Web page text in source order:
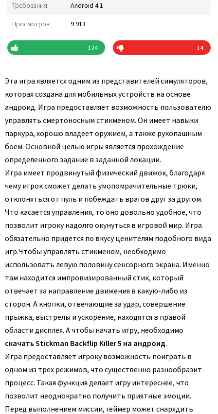
Требования: Android 4.1
Просмотров: 9 913
124 14
Эта игра является одним из представителей симуляторов,
которая создана для мобильных устройств на основе
андроид. Игра предоставляет возможность пользователю
управлять смертоносным стикменом. Он имеет навыки
паркура, хорошо владеет оружием, а также рукопашным
боем. Основной целью игры является прохождение
определенного задание в заданной локации.
Игра имеет продвинутый физический движок, благодаря
чему игрок сможет делать умопомрачительные трюки,
отклоняться от пуль и побеждать врагов друг за другом.
Что касается управления, то оно довольно удобное, что
позволит игроку надолго окунуться в игровой мир. Игра
обязательно придется по вкусу ценителям подобного вида
игр.Чтобы управлять стикменом, необходимо
использовать левую половину сенсорного экрана. Именно
там находится импровизированный стик, который
отвечает за направление движения в какую-либо из
сторон. А кнопки, отвечающие за удар, совершение
прыжка, выстрелы и ускорение, находятся в правой
области дисплея. А чтобы начать игру, необходимо
скачать Stickman Backflip Killer 5 на андроид.
Игра предоставляет игроку возможность поиграть в
одном из трех режимов, что существенно разнообразит
процесс. Такая функция делает игру интереснее, что
позволит неоднократно получить приятные эмоции.
Перед выполнением миссии, геймер может снарядить